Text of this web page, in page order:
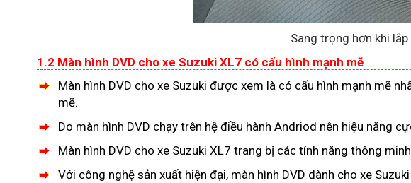
Sang trọng hơn khi
1.2 Màn hình DVD cho xe Suzuki XL7 có cấu hình mạnh mẽ
Màn hình DVD cho xe Suzuki được xem là có cấu hình mạnh mẽ
mẽ.
Do màn hình DVD chạy trên hệ điều hành Andriod nên hiệu năng
Màn hình DVD cho xe Suzuki XL7 trang bị các tính năng thông minh
Với công nghệ sản xuất hiện đại, màn hình DVD dành cho xe